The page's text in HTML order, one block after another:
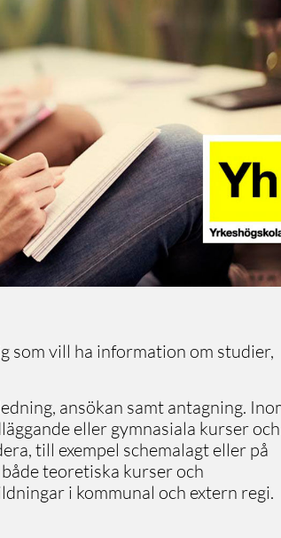
som vill ha information om studier,
ansökan samt antagning.
eller gymnasiala kurser och
till exempel schemalagt eller på
teoretiska kurser och
i kommunal och extern regi.